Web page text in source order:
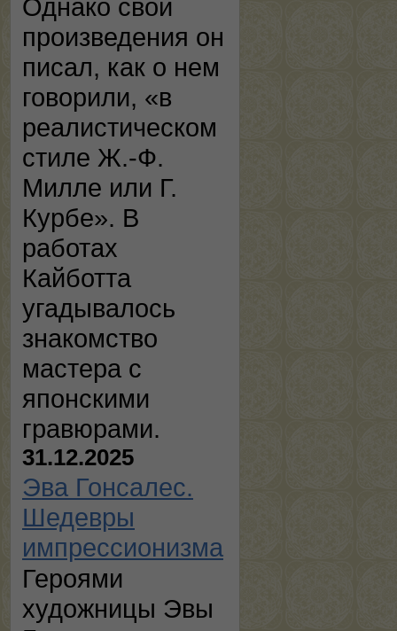
Однако свои
произведения он
писал, как о нем
говорили, «в
реалистическом
стиле Ж.-Ф.
Милле или Г.
Курбе». В
работах
Кайботта
угадывалось
знакомство
мастера с
японскими
гравюрами.
31.12.2025
Эва Гонсалес.
Шедевры
импрессионизма
Героями
художницы Эвы